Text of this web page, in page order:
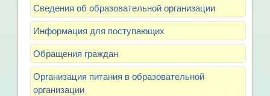
Сведения об образовательной организации
Информация для поступающих
Обращения граждан
Организация питания в образовательной
организации